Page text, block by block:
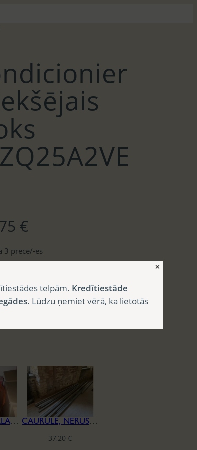
€
3 prece/-es
Būvmateriāli
CAPAROL STIKLAŠĶIEDRAS SIETS CAURULE, NERŪSĒJOŠĀ TĒRAUDA
37,20€
✕
telpām. Kredītiestāde
Lūdzu ņemiet vērā, ka lietotās